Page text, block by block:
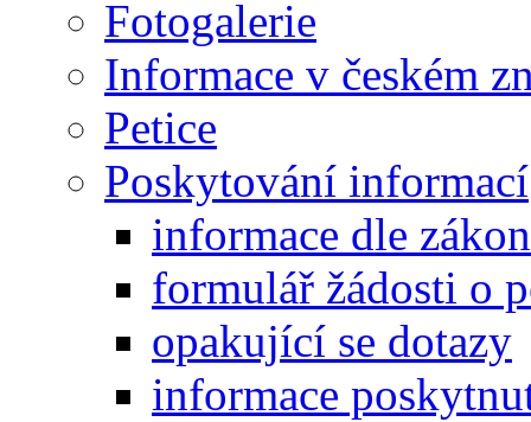
Fotogalerie
Informace v českém
Petice
Poskytování informací
informace dle
formulář žádosti o
opakující se dotazy
informace